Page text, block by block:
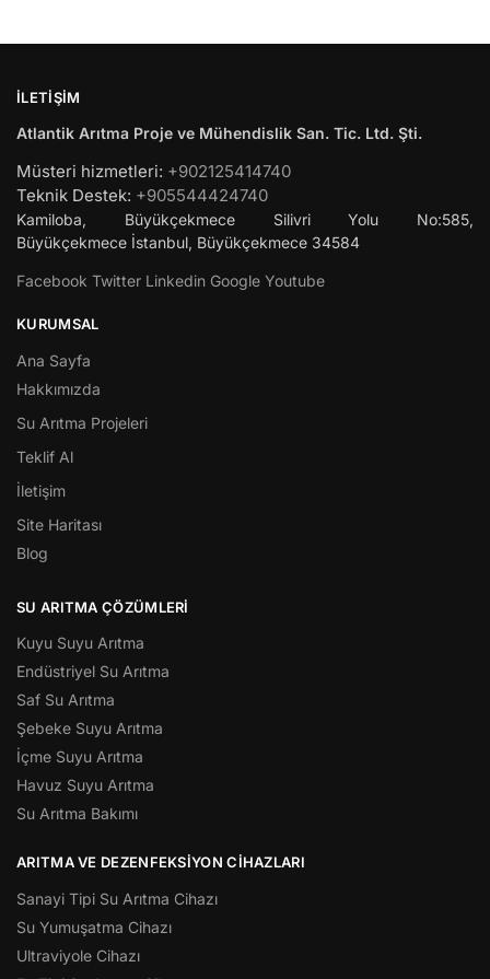
İLETIŞIM
Atlantik Arıtma Proje ve Mühendislik San. Tic. Ltd. Şti.
Müsteri hizmetleri: +902125414740
Teknik Destek: +905544424740
Kamiloba, Büyükçekmece Silivri Yolu No:585,
Büyükçekmece İstanbul, Büyükçekmece 34584
Facebook Twitter Linkedin Google Youtube
KURUMSAL
Ana Sayfa
Hakkımızda
Su Arıtma Projeleri
Teklif Al
İletişim
Site Haritası
Blog
SU ARITMA ÇÖZÜMLERI
Kuyu Suyu Arıtma
Endüstriyel Su Arıtma
Saf Su Arıtma
Şebeke Suyu Arıtma
İçme Suyu Arıtma
Havuz Suyu Arıtma
Su Arıtma Bakımı
ARITMA VE DEZENFEKSIYON CIHAZLARI
Sanayi Tipi Su Arıtma Cihazı
Su Yumuşatma Cihazı
Ultraviyole Cihazı